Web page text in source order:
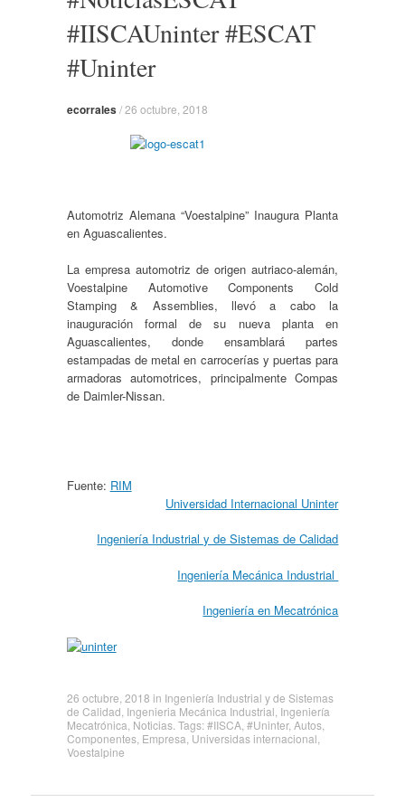
#IISCAUninter #ESCAT
#Uninter
ecorrales/26 octubre, 2018
Automotriz Alemana “Voestalpine” Inaugura Planta
en Aguascalientes.
La empresa automotriz de origen autriaco-alemán,
Voestalpine Automotive Components Cold
Stamping & Assemblies, llevó a cabo la
inauguración formal de su nueva planta en
Aguascalientes, donde ensamblará partes
estampadas de metal en carrocerías y puertas para
armadoras automotrices, principalmente Compas
de Daimler-Nissan.
Fuente: RIM
Universidad Internacional Uninter
Ingeniería Industrial y de Sistemas de Calidad
Ingeniería Mecánica Industrial
Ingeniería en Mecatrónica
26 octubre, 2018 in Ingeniería Industrial y de Sistemas
de Calidad Ingenieria Mecánica Industrial Ingeniería
Mecatrónica Noticias. Tags:#IISCA, #Uninter, Autos,
Componentes, Empresa Universidas internacional
Voestalpine